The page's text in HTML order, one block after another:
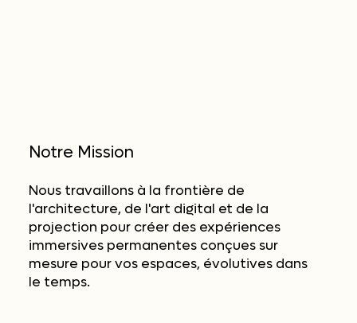
Notre Mission
Nous travaillons à la frontière de
l'architecture, de l'art digital et de la
projection pour créer des expériences
immersives permanentes conçues sur
mesure pour vos espaces, évolutives dans
le temps.